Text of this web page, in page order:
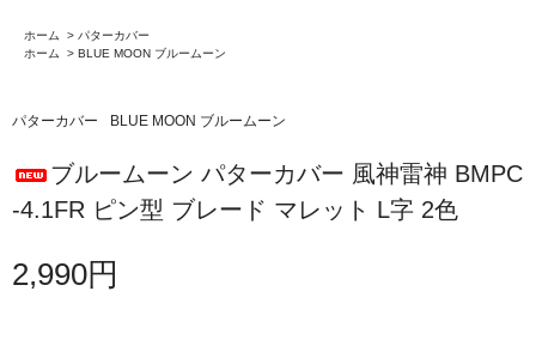
ホーム > パターカバー
ホーム
> BLUE MOON ブルームーン
パターカバー BLUE MOON ブルームーン
ブルームーン パターカバー 風神雷神 BMPC
-4.1FR ピン型 ブレード マレット L字 2色
2,990円